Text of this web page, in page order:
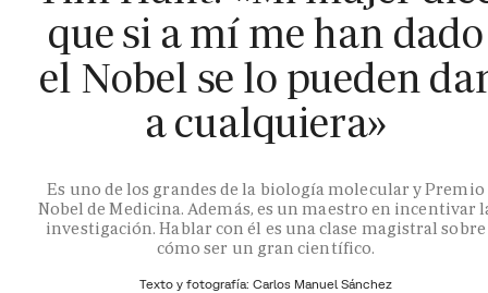
que si a mí me han dado
el Nobel se lo pueden
a cualquiera»
Es uno de los grandes de la biología molecular y Premio
Nobel de Medicina. Además, es un maestro en incentivar
investigación. Hablar con él es una clase magistral sobre
cómo ser un gran científico.
Texto y fotografía: Carlos Manuel Sánchez